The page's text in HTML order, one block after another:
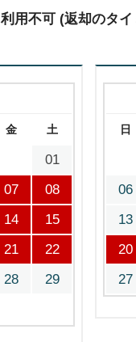
利用不可 (返却のタ
金 土
01
07
08
14
15
21
22
28
29
日
06
13
20
27